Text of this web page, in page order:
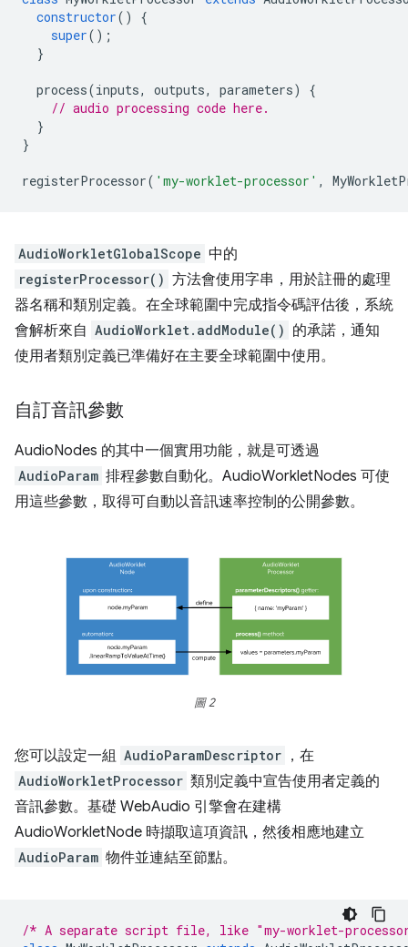
constructor()
{
super();
}
process(inputs, outputs, parameters)
{
// audio processing code here.
}
}
registerProcessor( 'my-worklet-processor' ,
AudioWorkletGlobalScope 中的
registerProcessor() 方法會使用字串，用於註冊的處理
器名稱和類別定義。在全球範圍中完成指令碼評估後，系統
會解析來自 AudioWorklet.addModule() 的承諾，通知
使用者類別定義已準備好在主要全球範圍中使用。
自訂音訊參數
AudioNodes 的其中一個實用功能，就是可透過
AudioParam 排程參數自動化。AudioWorkletNodes 可使
用這些參數，取得可自動以音訊速率控制的公開參數。
圖 2
您可以設定一組 AudioParamDescriptor ，在
AudioWorkletProcessor 類別定義中宣告使用者定義的
音訊參數。基礎 WebAudio 引擎會在建構
AudioWorkletNode 時擷取這項資訊，然後相應地建立
AudioParam 物件並連結至節點。
/* A separate script file, like "my-worklet-